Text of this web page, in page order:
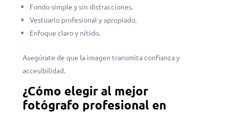
Fondo simple y sin distracciones.
Vestuario profesional y apropiado.
Enfoque claro y nítido.
Asegúrate de que la imagen transmita confianza y
accesibilidad.
¿Cómo elegir al mejor
fotógrafo profesional en